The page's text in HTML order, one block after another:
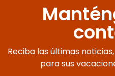
Reciba las últimas
para sus